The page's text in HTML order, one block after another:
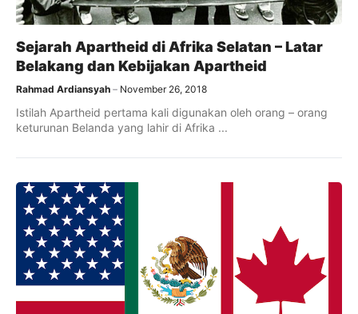
Sejarah Apartheid di Afrika Selatan – Latar
Belakang dan Kebijakan Apartheid
Rahmad Ardiansyah November 26, 2018
Istilah Apartheid pertama kali digunakan oleh orang – orang
keturunan Belanda yang lahir di Afrika ...